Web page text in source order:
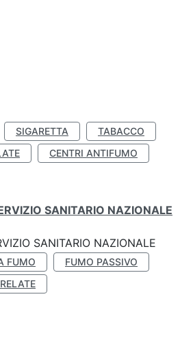
SIGARETTA
TABACCO
CENTRI ANTIFUMO
SANITARIO NAZIONALE
SANITARIO NAZIONALE
FUMO
FUMO PASSIVO